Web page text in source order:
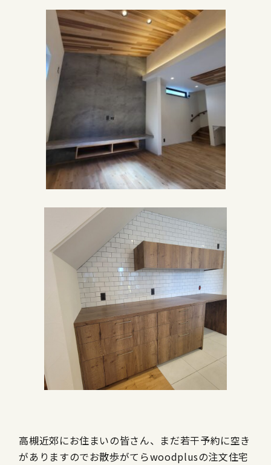
高槻近郊にお住まいの皆さん、まだ若干予約に空き
がありますのでお散歩がてらwoodplusの注文住宅